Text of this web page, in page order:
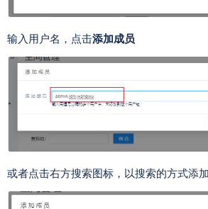
输入用户名，点击添加成员
或者点击右方搜索图标，以搜索的方式添